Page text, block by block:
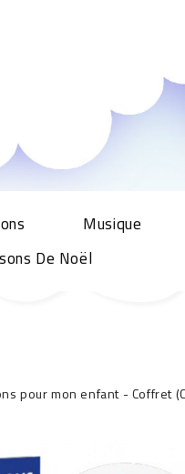
Musique
De Noël
pour mon enfant - Coffret